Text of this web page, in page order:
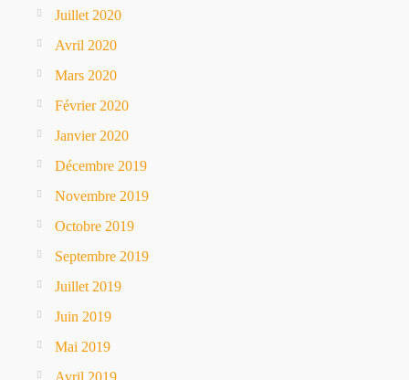
Juillet 2020
Avril 2020
Mars 2020
Février 2020
Janvier 2020
Décembre 2019
Novembre 2019
Octobre 2019
Septembre 2019
Juillet 2019
Juin 2019
Mai 2019
Avril 2019